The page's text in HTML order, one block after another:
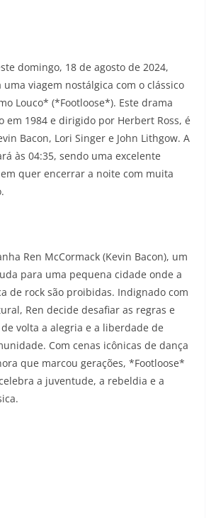
domingo, 18 de agosto de 2024,
viagem nostálgica com o clássico
Louco* (*Footloose*). Este drama
em 1984 e dirigido por Herbert Ross, é
Bacon, Lori Singer e John Lithgow. A
às 04:35, sendo uma excelente
quer encerrar a noite com muita
Ren McCormack (Kevin Bacon), um
para uma pequena cidade onde a
de rock são proibidas. Indignado com
Ren decide desafiar as regras e
volta a alegria e a liberdade de
Com cenas icônicas de dança
que marcou gerações, *Footloose*
a juventude, a rebeldia e a